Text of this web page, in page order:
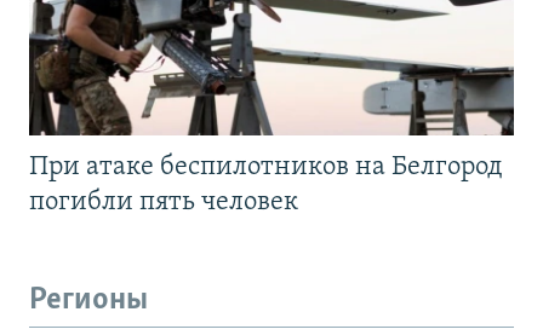
При атаке беспилотников на Белгород
погибли пять человек
Регионы